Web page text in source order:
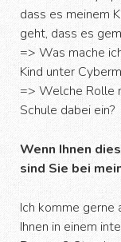
dass es meinem
geht, dass es
=> Was mache
Kind unter
=> Welche Rolle
Schule dabei ein?
Wenn Ihnen
sind Sie bei
Ich komme gerne
Ihnen in einem